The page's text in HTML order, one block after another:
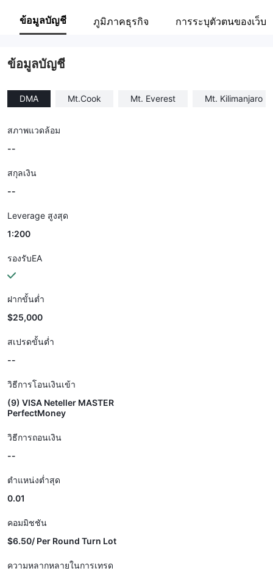
พนักงานบริษัท
ข้อมูลบัญชี ภูมิภาคธุรกิจ การระบุตัวตนของเว็บ
ข้อมูลบัญชี
DMA Mt.Cook Mt. Everest Mt. Kilimanjaro
สภาพแวดล้อม
--
สกุลเงิน
--
Leverage สูงสุด
1:200
รองรับEA
ฝากขั้นต่ำ
$25,000
สเปรดขั้นต่ำ
--
วิธีการโอนเงินเข้า
(9) VISA Neteller MASTER
PerfectMoney
วิธีการถอนเงิน
--
ตำแหน่งต่ำสุด
0.01
คอมมิชชัน
$6.50/ Per Round Turn Lot
ความหลากหลายในการเทรด